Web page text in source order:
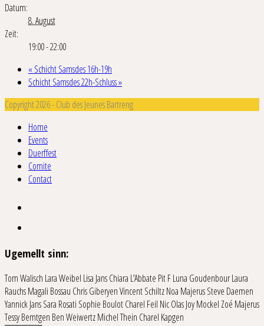
Datum:
8. August
Zeit:
19:00 - 22:00
« Schicht Samsdes 16h-19h
Schicht Samsdes 22h-Schluss»
Copyright 2026 - Club des Jeunes Bartreng
Home
Events
Duerffest
Comite
Contact
Ugemellt sinn:
Tom Walisch Lara Weibel Lisa JansChiara L’Abbate Pit FLuna GoudenbourLaura
RauchsMagali Bossau Chris GiberyenVincent SchiltzNoa MajerusSteve Daemen
Yannick JansSara Rosati Sophie BoulotCharel Feil Nic OlasJoy Mockel Zoé Majerus
Tessy Bemtgen Ben WeiwertzMichel Thein Charel Kapgen